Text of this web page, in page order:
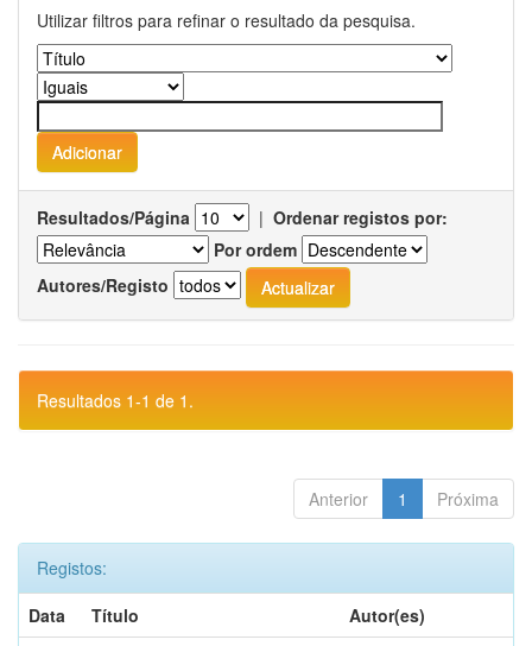
Utilizar filtros para refinar o resultado da pesquisa.
Resultados/Página | Ordenar registos por:
Por ordem
Autores/Registo
Resultados 1-1 de 1.
Anterior 1 Próxima
Registos:
Data
Título
Autor(es)